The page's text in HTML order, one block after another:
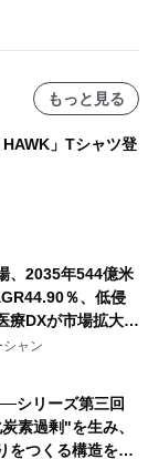
もっと見る
」Tシャツ登
、2035年544億米
％、低侵
療DXが市場拡大を
ャン
シリーズ第三回
素過剰"を生み、
をつくる構造を解